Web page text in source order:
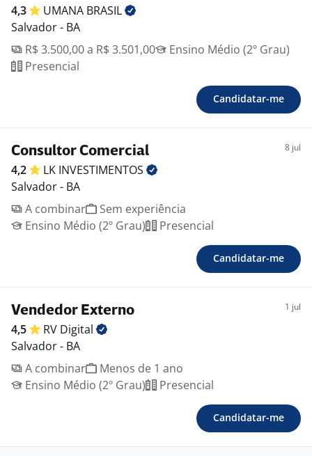
4,3 UMANA BRASIL
Salvador - BA
R$ 3.500,00 a R$ 3.501,00
Ensino Médio (2º Grau)
Presencial
Candidatar-me
Consultor Comercial 8 jul
4,2 LK INVESTIMENTOS
Salvador - BA
A combinar
Sem experiência
Ensino Médio (2º Grau)
Presencial
Candidatar-me
Vendedor Externo 1 jul
4,5 RV Digital
Salvador - BA
A combinar
Menos de 1 ano
Ensino Médio (2º Grau)
Presencial
Candidatar-me